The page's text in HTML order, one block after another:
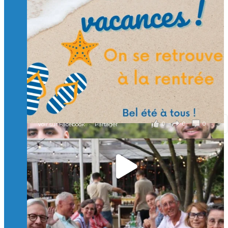
et contribuons ensemble à former les générations
d’ingénieurs de demain. 🙏
Merci à tous !
🎯 Taxe d’apprentissage 2026 : avec l'Isep, investissez pour
un numérique au service de l'humain !
À l’Isep, nous formons des ingénieurs, des bachelors, des
Mastères Spécialisés, qui allient excellence technologique et
valeurs humaines, au cœur de notre pro
...Voir plus
il y a 2 mois
0 0 0
Voir sur Facebook · Partager
🚀Afterwork à Genève 🚀
🥳 Le 22 avril dernier, 14 Alumni vivant / travaillant
en Suisse ont partagé un moment convivial de
retrouvailles et d'échanges !
Merci à tous pour votre présence et à Alexandre